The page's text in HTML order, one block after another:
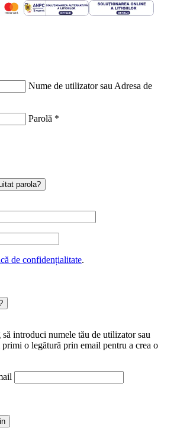
Nume de utilizator sau Adresa de
Parolă *
parola?
de confidențialitate.
introduci numele tău de utilizator sau
primi o legătură prin email pentru a crea o